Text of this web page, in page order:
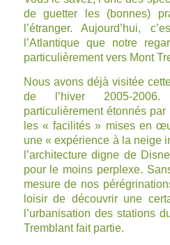
de guetter les (bonnes)
l’étranger. Aujourd’hui,
l’Atlantique que notre
particulièrement vers Mont
Nous avons déjà visitée
de l’hiver 2005-2006.
particulièrement étonnés
les « facilités » mises en
une « expérience à la neige
l’architecture digne de
pour le moins perplexe.
mesure de nos
loisir de découvrir une
l’urbanisation des stations
Tremblant fait partie.